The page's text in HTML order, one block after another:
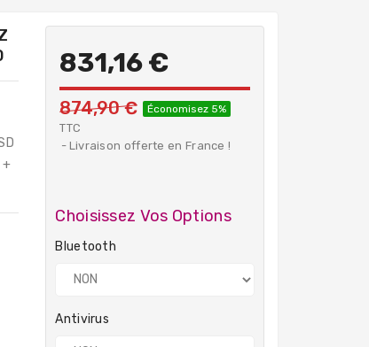
+
831,16 €
874,90 € Économisez 5%
TTC
Livraison offerte en France !
Choisissez Vos Options
Bluetooth
Antivirus